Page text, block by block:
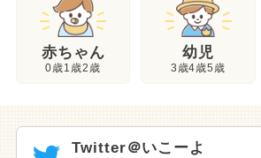
赤ちゃん
0歳1歳2歳
幼児
3歳4歳5歳
Twitter＠いこーよ